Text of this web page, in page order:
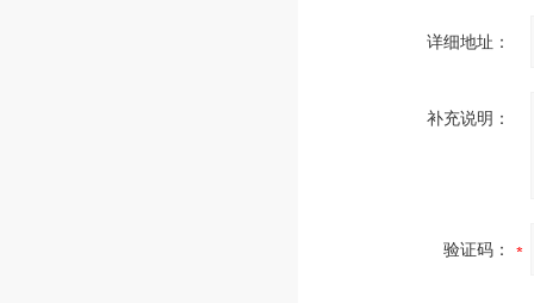
详细地址：
补充说明：
验证码：